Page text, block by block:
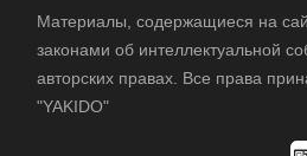
Материалы, содержащиеся на
законами об интеллектуальной
авторских правах. Все права
"YAKIDO"